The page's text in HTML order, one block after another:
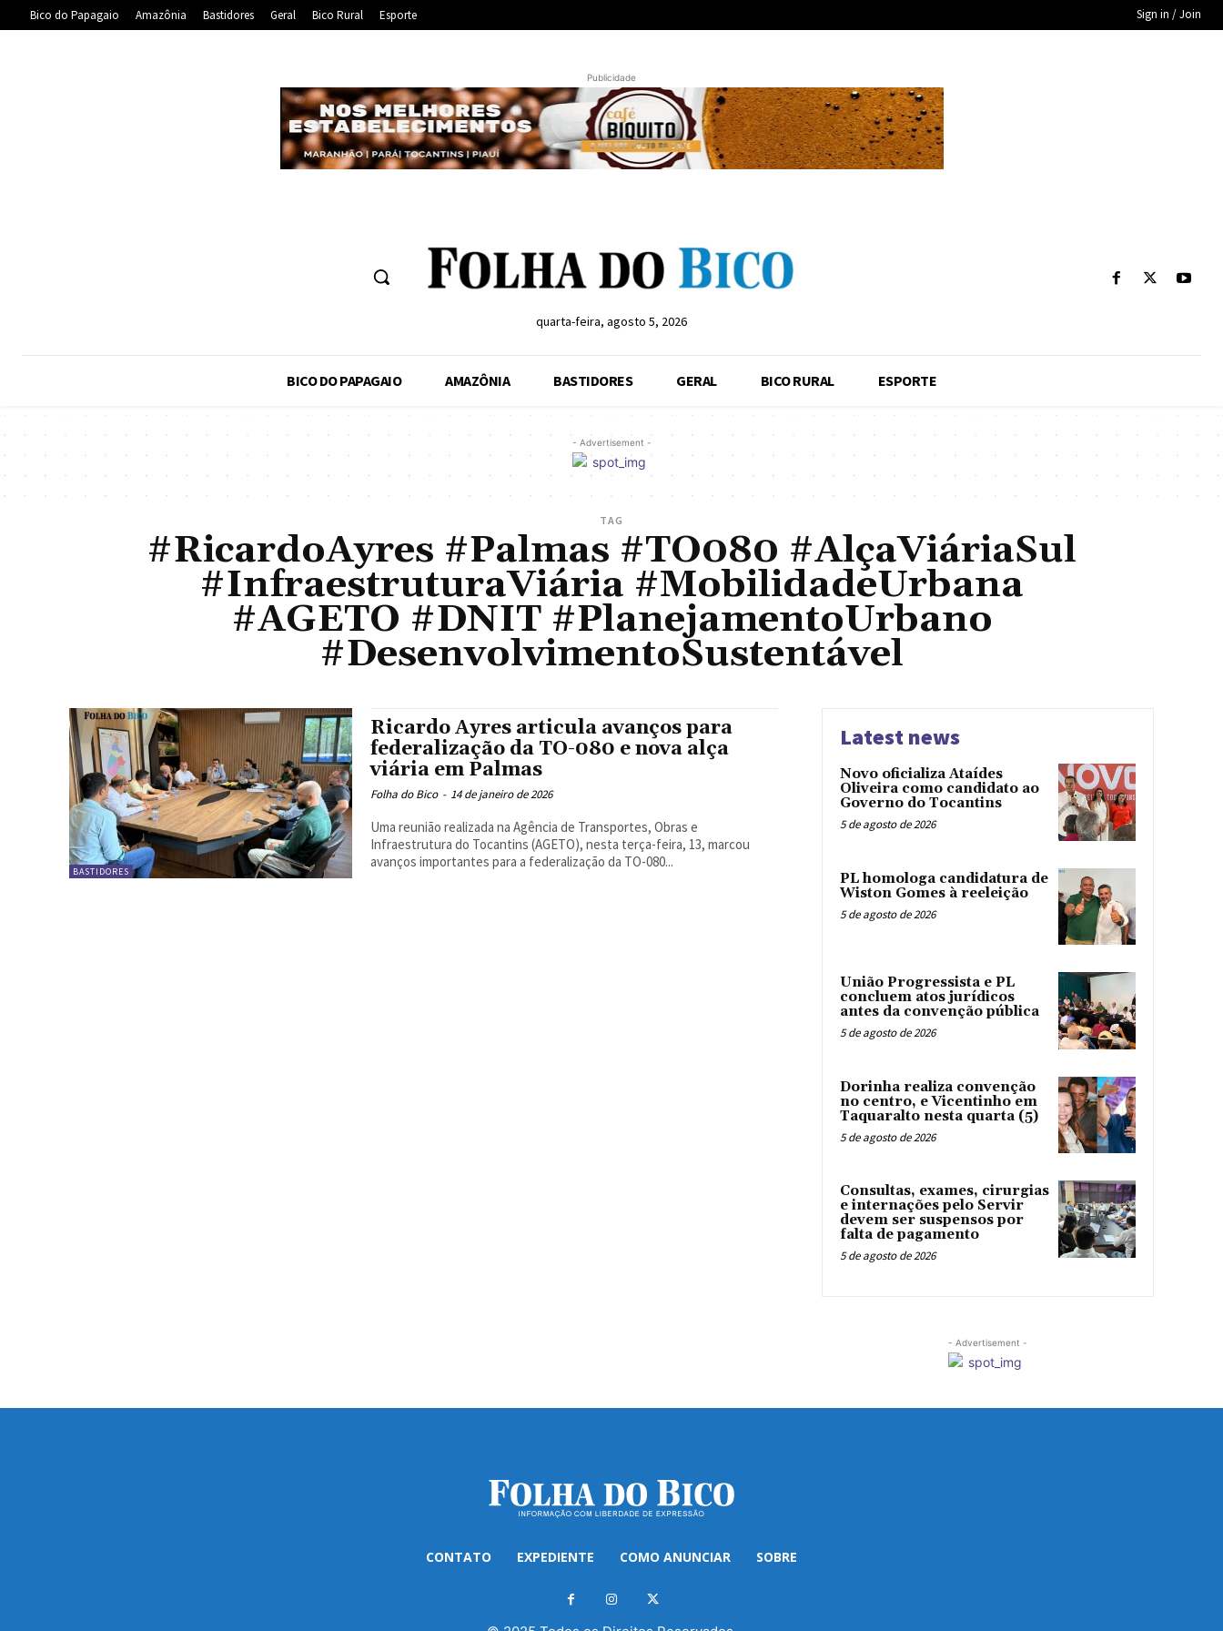
Bico do Papagaio Amazônia Bastidores Geral Bico Rural Esporte Sign in / Join
Publicidade
quarta-feira, agosto 5, 2026
BICO DO PAPAGAIO AMAZÔNIA BASTIDORES GERAL BICO RURAL ESPORTE
- Advertisement -
TAG
#RicardoAyres #Palmas #TO080 #AlçaViáriaSul
#InfraestruturaViária #MobilidadeUrbana
#AGETO #DNIT #PlanejamentoUrbano
#DesenvolvimentoSustentável
BASTIDORES
Ricardo Ayres articula avanços para
federalização da TO-080 e nova alça
viária em Palmas
Folha do Bico - 14 de janeiro de 2026
Uma reunião realizada na Agência de Transportes, Obras e
Infraestrutura do Tocantins (AGETO), nesta terça-feira, 13, marcou
avanços importantes para a federalização da TO-080...
Latest news
Novo oficializa Ataídes
Oliveira como candidato ao
Governo do Tocantins
5 de agosto de 2026
PL homologa candidatura de
Wiston Gomes à reeleição
5 de agosto de 2026
União Progressista e PL
concluem atos jurídicos
antes da convenção pública
5 de agosto de 2026
Dorinha realiza convenção
no centro, e Vicentinho em
Taquaralto nesta quarta (5)
5 de agosto de 2026
Consultas, exames, cirurgias
e internações pelo Servir
devem ser suspensos por
falta de pagamento
5 de agosto de 2026
- Advertisement -
CONTATO EXPEDIENTE COMO ANUNCIAR SOBRE